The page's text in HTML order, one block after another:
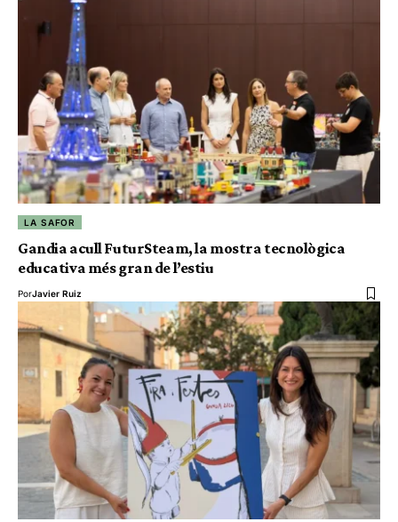
LA SAFOR
Gandia acull FuturSteam, la mostra tecnològica
educativa més gran de l’estiu
PorJavier Ruiz